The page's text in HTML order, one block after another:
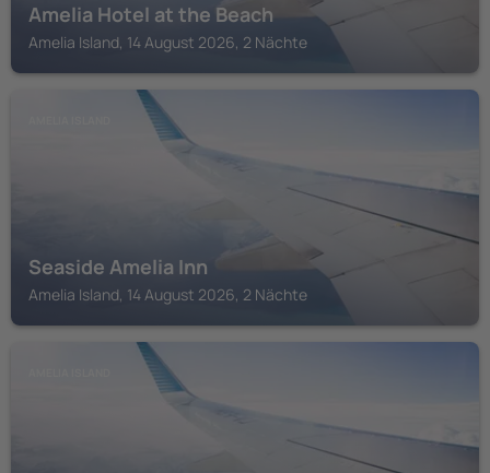
Amelia Hotel at the Beach
Amelia Island, 14 August 2026, 2 Nächte
Seaside Amelia Inn
Amelia Island, 14 August 2026, 2 Nächte